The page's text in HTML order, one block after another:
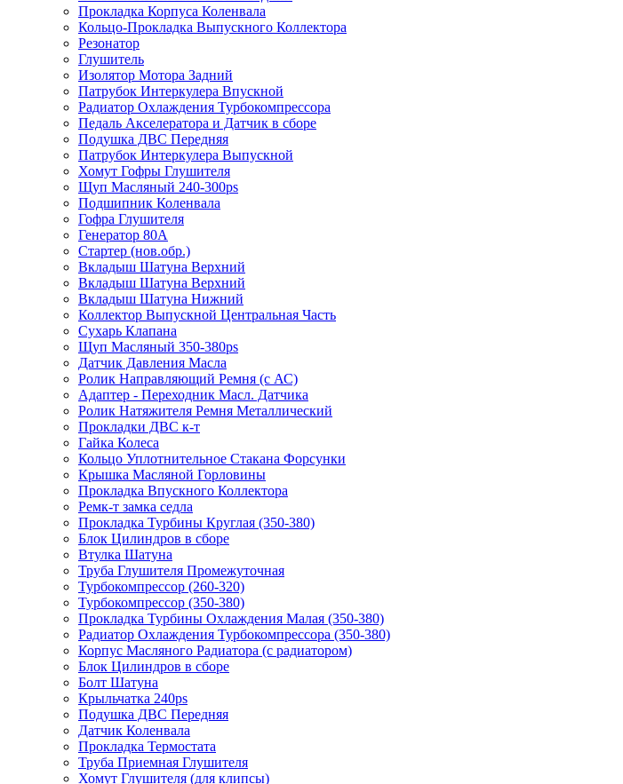
Прокладка Корпуса Коленвала
Кольцо-Прокладка Выпускного Коллектора
Резонатор
Глушитель
Изолятор Мотора Задний
Патрубок Интеркулера Впускной
Радиатор Охлаждения Турбокомпрессора
Педаль Акселератора и Датчик в сборе
Подушка ДВС Передняя
Патрубок Интеркулера Выпускной
Хомут Гофры Глушителя
Щуп Масляный 240-300ps
Подшипник Коленвала
Гофра Глушителя
Генератор 80A
Стартер (нов.обр.)
Вкладыш Шатуна Верхний
Вкладыш Шатуна Верхний
Вкладыш Шатуна Нижний
Коллектор Выпускной Центральная Часть
Сухарь Клапана
Щуп Масляный 350-380ps
Датчик Давления Масла
Ролик Направляющий Ремня (с АС)
Адаптер - Переходник Масл. Датчика
Ролик Натяжителя Ремня Металлический
Прокладки ДВС к-т
Гайка Колеса
Кольцо Уплотнительное Стакана Форсунки
Крышка Масляной Горловины
Прокладка Впускного Коллектора
Ремк-т замка седла
Прокладка Турбины Круглая (350-380)
Блок Цилиндров в сборе
Втулка Шатуна
Труба Глушителя Промежуточная
Турбокомпрессор (260-320)
Турбокомпрессор (350-380)
Прокладка Турбины Охлаждения Малая (350-380)
Радиатор Охлаждения Турбокомпрессора (350-380)
Корпус Масляного Радиатора (с радиатором)
Блок Цилиндров в сборе
Болт Шатуна
Крыльчатка 240ps
Подушка ДВС Передняя
Датчик Коленвала
Прокладка Термостата
Труба Приемная Глушителя
Хомут Глушителя (для клипсы)